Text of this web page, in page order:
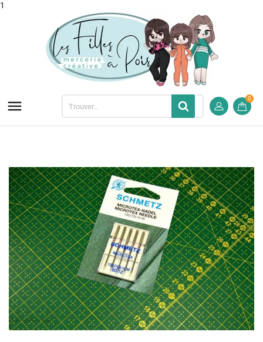
1
 0